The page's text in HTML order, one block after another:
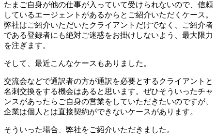
たまご自身が他の仕事が入っていて受けられないので、信頼
しているエージェントがあるからとご紹介いただくケース。
弊社はご紹介いただいたクライアントだけでなく、ご紹介者
である登録者にも絶対ご迷惑をお掛けしないよう、最大限力
を注ぎます。
そして、最近こんなケースもありました。
交流会などで通訳者の方が通訳を必要とするクライアントと
名刺交換をする機会はあると思います。ぜひそういったチャ
ンスがあったらご自身の営業をしていただきたいのですが、
企業は個人とは直接契約ができないケースがあります。
そういった場合、弊社をご紹介いただきました。